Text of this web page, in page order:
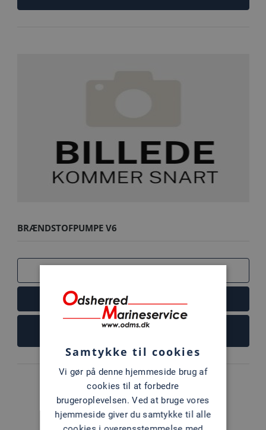
BRÆNDSTOFPUMPE V6
LÆS MERE
Samtykke til cookies
Vi gør på denne hjemmeside brug af
cookies til at forbedre
brugeroplevelsen. Ved at bruge vores
hjemmeside giver du samtykke til alle